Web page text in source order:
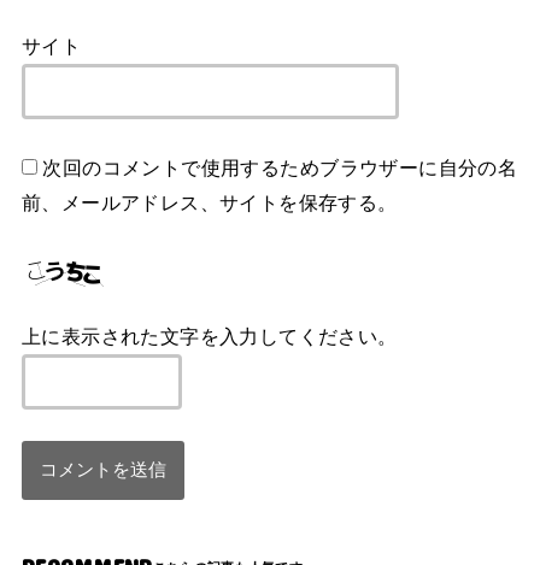
サイト
次回のコメントで使用するためブラウザーに自分の名
前、メールアドレス、サイトを保存する。
上に表示された文字を入力してください。